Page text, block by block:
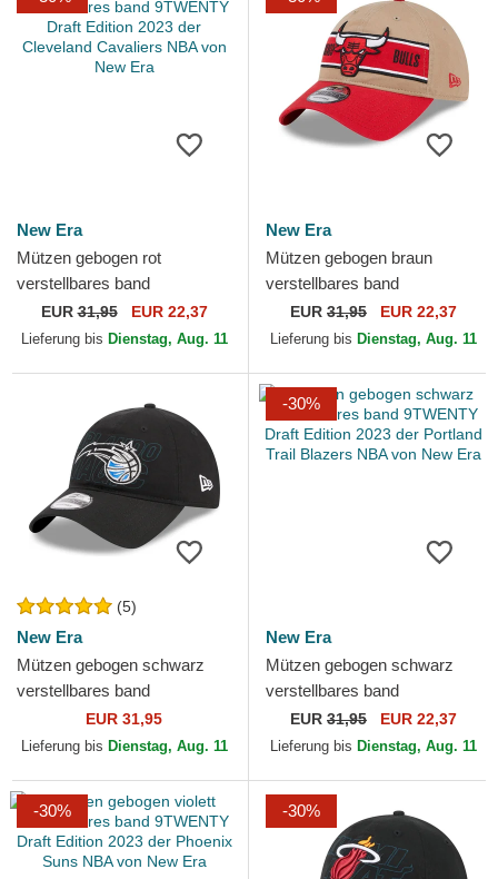
New Era
Mützen gebogen rot
verstellbares band
9TWENTY Draft Edition 2023
der Cleveland Cavaliers NBA
EUR31,95 EUR 22,37
Lieferung bis Dienstag, Aug. 11
New Era
Mützen gebogen braun
verstellbares band
9TWENTY Draft 2024 der
Chicago Bulls NBA von New
EUR 31,95 EUR 22,37
Lieferung bis Dienstag, Aug. 11
(5)
New Era
Mützen gebogen schwarz
verstellbares band
9TWENTY Draft Edition 2023
der Orlando Magic NBA
EUR 31,95
Lieferung bis Dienstag, Aug. 11
-30%
New Era
Mützen gebogen schwarz
verstellbares band
9TWENTY Draft Edition 2023
der Portland Trail Blazers...
EUR 31,95 EUR 22,37
Lieferung bis Dienstag, Aug. 11
-30% -30%